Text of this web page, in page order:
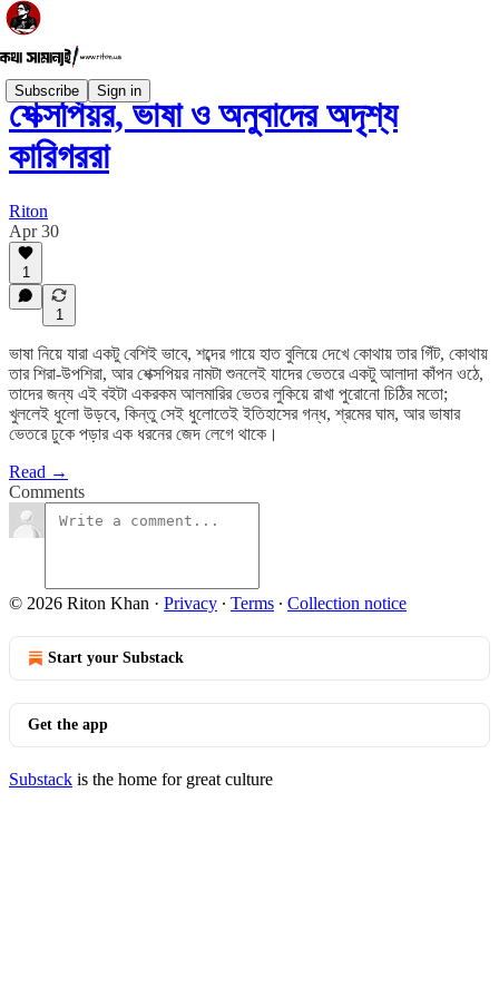
Subscribe Sign in
শেক্সপিয়র, ভাষা ও অনুবাদের অদৃশ্য
কারিগররা
Riton
Apr 30
1
1
ভাষা নিয়ে যারা একটু বেশিই ভাবে, শব্দের গায়ে হাত বুলিয়ে দেখে কোথায় তার গিঁট, কোথায়
তার শিরা-উপশিরা, আর শেক্সপিয়র নামটা শুনলেই যাদের ভেতরে একটু আলাদা কাঁপন ওঠে,
তাদের জন্য এই বইটা একরকম আলমারির ভেতর লুকিয়ে রাখা পুরোনো চিঠির মতো;
খুললেই ধুলো উড়বে, কিন্তু সেই ধুলোতেই ইতিহাসের গন্ধ, শ্রমের ঘাম, আর ভাষার
ভেতরে ঢুকে পড়ার এক ধরনের জেদ লেগে থাকে।
Read →
Comments
© 2026 Riton Khan · Privacy ∙ Terms ∙ Collection notice
Start your Substack
Get the app
Substack is the home for great culture